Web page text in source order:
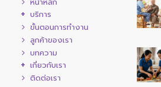
หน้าหลัก
บริการ
ขั้นตอนการทำงาน
ลูกค้าของเรา
บทความ
เกี่ยวกับเรา
ติดต่อเรา